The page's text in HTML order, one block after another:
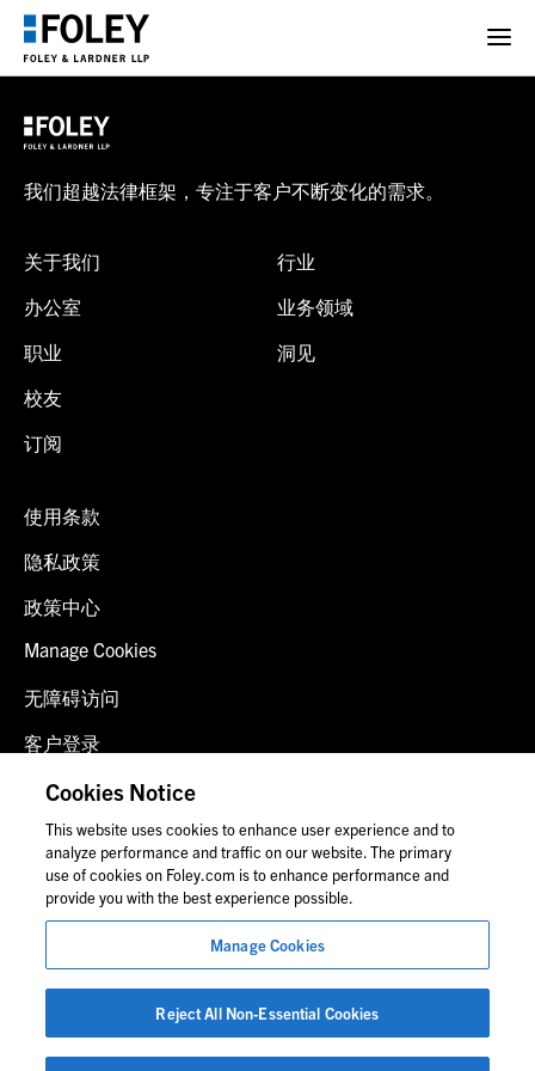
我们超越法律框架，专注于客户不断变化的需求。
关于我们
办公室
职业
校友
订阅
行业
业务领域
洞见
使用条款
隐私政策
政策中心
Manage Cookies
无障碍访问
客户登录
诈骗预警
联系我们
© 2026 福里尔·拉德纳律师事务所
律师广告
图片中的人物可能并非福莱公司员工。
Cookies Notice
This website uses cookies to enhance user experience and to
analyze performance and traffic on our website. The primary
use of cookies on Foley.com is to enhance performance and
provide you with the best experience possible.
Manage Cookies
Reject All Non-Essential Cookies